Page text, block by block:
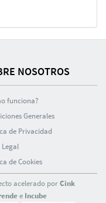
NOSOTROS
funciona?
Generales
de Privacidad
Legal
de Cookies
acelerado porCink
e Incube